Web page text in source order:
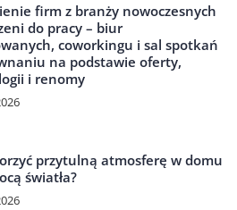
firm z branży nowoczesnych
do pracy – biur
coworkingu i sal spotkań
na podstawie oferty,
i renomy
przytulną atmosferę w domu
światła?